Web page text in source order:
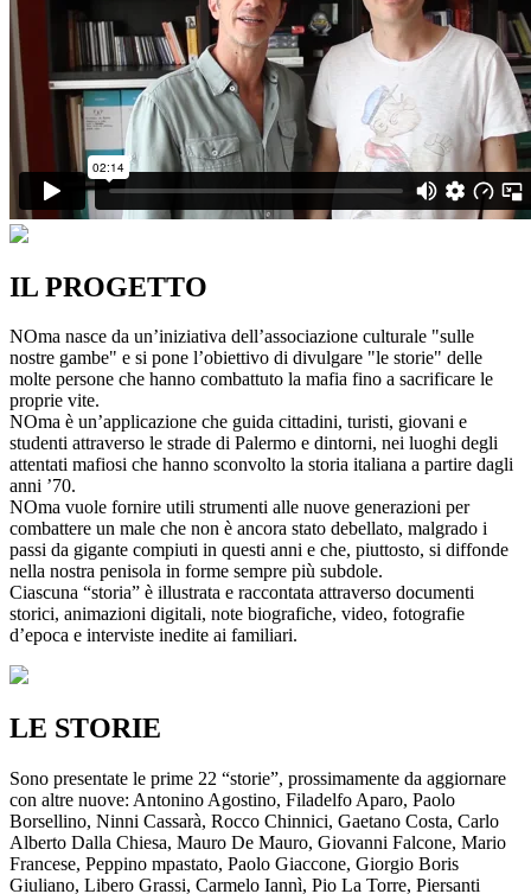
IL PROGETTO
NOma nasce da un’iniziativa dell’associazione culturale "sulle
nostre gambe" e si pone l’obiettivo di divulgare "le storie" delle
molte persone che hanno combattuto la mafia fino a sacrificare le
proprie vite.
NOma è un’applicazione che guida cittadini, turisti, giovani e
studenti attraverso le strade di Palermo e dintorni, nei luoghi degli
attentati mafiosi che hanno sconvolto la storia italiana a partire dagli
anni ’70.
NOma vuole fornire utili strumenti alle nuove generazioni per
combattere un male che non è ancora stato debellato, malgrado i
passi da gigante compiuti in questi anni e che, piuttosto, si diffonde
nella nostra penisola in forme sempre più subdole.
Ciascuna “storia” è illustrata e raccontata attraverso documenti
storici, animazioni digitali, note biografiche, video, fotografie
d’epoca e interviste inedite ai familiari.
LE STORIE
Sono presentate le prime 22 “storie”, prossimamente da aggiornare
con altre nuove: Antonino Agostino, Filadelfo Aparo, Paolo
Borsellino, Ninni Cassarà, Rocco Chinnici, Gaetano Costa, Carlo
Alberto Dalla Chiesa, Mauro De Mauro, Giovanni Falcone, Mario
Francese, Peppino mpastato, Paolo Giaccone, Giorgio Boris
Giuliano, Libero Grassi, Carmelo Iannì, Pio La Torre, Piersanti